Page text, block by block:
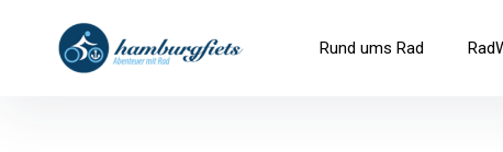
überspringenhamburgfiets – Abenteuer mit
Rund ums Rad